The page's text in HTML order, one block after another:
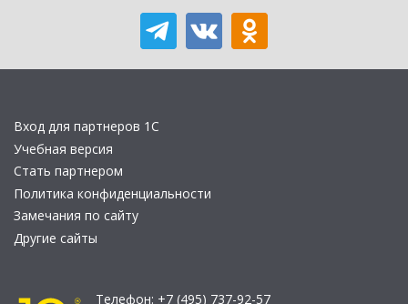
Вход для партнеров 1С
Учебная версия
Стать партнером
Политика конфиденциальности
Замечания по сайту
Другие сайты
Телефон: +7 (495) 737-92-57